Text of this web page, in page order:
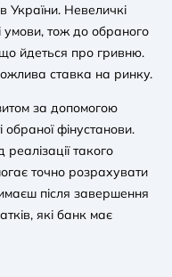
України. Невеличкі
тож до обраного
йдеться про гривню.
ставка на ринку.
за допомогою
фінустанови.
такого
точно розрахувати
після завершення
які банк має